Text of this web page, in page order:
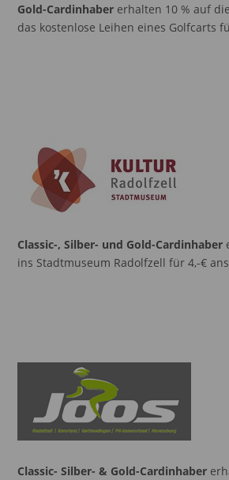
Gold-Cardinhaber erhalten 10 % auf
das kostenlose Leihen eines Golfcarts
Classic-, Silber- und Gold-Cardinhaber
ins Stadtmuseum Radolfzell für 4,-€
Classic- Silber- & Gold-Cardinhaber